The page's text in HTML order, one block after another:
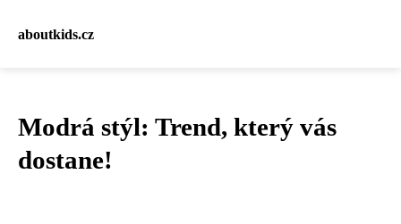
aboutkids.cz
Modrá stýl: Trend, který vás
dostane!